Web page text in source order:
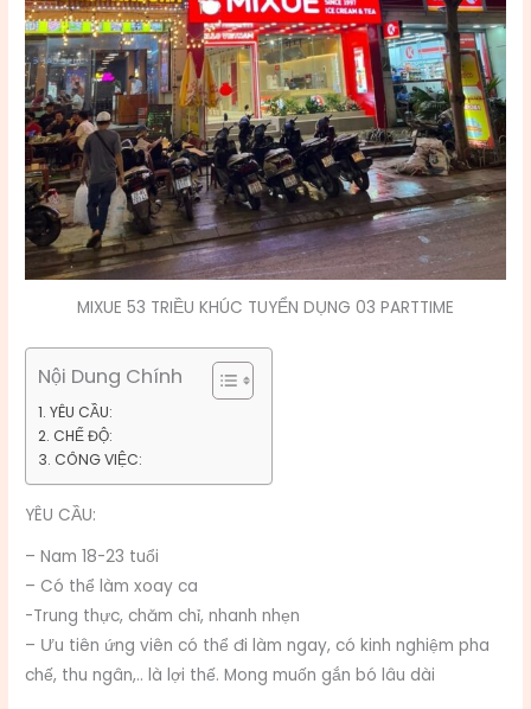
MIXUE 53 TRIỀU KHÚC TUYỂN DỤNG 03 PARTTIME
Nội Dung Chính
YÊU CẦU:
CHẾ ĐỘ:
CÔNG VIỆC:
YÊU CẦU:
– Nam 18-23 tuổi
– Có thể làm xoay ca
-Trung thực, chăm chỉ, nhanh nhẹn
– Ưu tiên ứng viên có thể đi làm ngay, có kinh nghiệm pha
chế, thu ngân,.. là lợi thế. Mong muốn gắn bó lâu dài